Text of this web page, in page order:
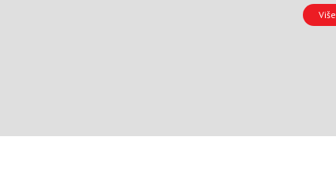
Više